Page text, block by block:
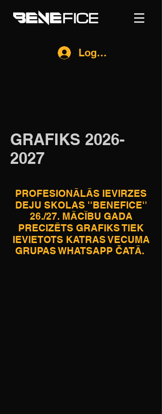
Log In
GRAFIKS 2026-
2027
PROFESIONĀLĀS IEVIRZES
DEJU SKOLAS ''BENEFICE''
26./27. MĀCĪBU GADA
PRECIZĒTS GRAFIKS TIEK
IEVIETOTS KATRAS VECUMA
GRUPAS WHATSAPP ČATĀ.